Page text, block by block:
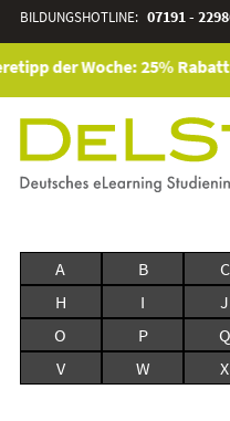
BILDUNGSHOTLINE: 07191 -
der Woche: 25%
A B C
H
I J
O
P Q
V
W X